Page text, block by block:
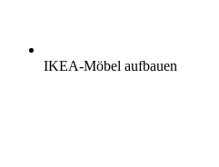
IKEA-Möbel aufbauen